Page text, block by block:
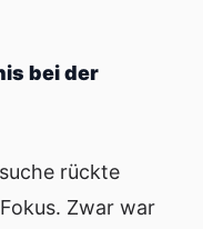
bei der
rückte
Zwar war